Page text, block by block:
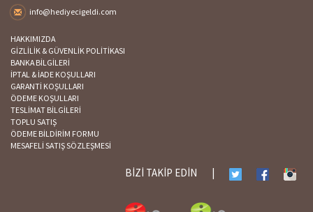
info@hediyecigeldi.com
HAKKIMIZDA
GİZLİLİK & GÜVENLİK POLİTİKASI
BANKA BİLGİLERİ
İPTAL & İADE KOŞULLARI
GARANTİ KOŞULLARI
ÖDEME KOŞULLARI
TESLİMAT BİLGİLERİ
TOPLU SATIŞ
ÖDEME BİLDİRİM FORMU
MESAFELİ SATIŞ SÖZLEŞMESİ
BİZİ TAKİP EDİN